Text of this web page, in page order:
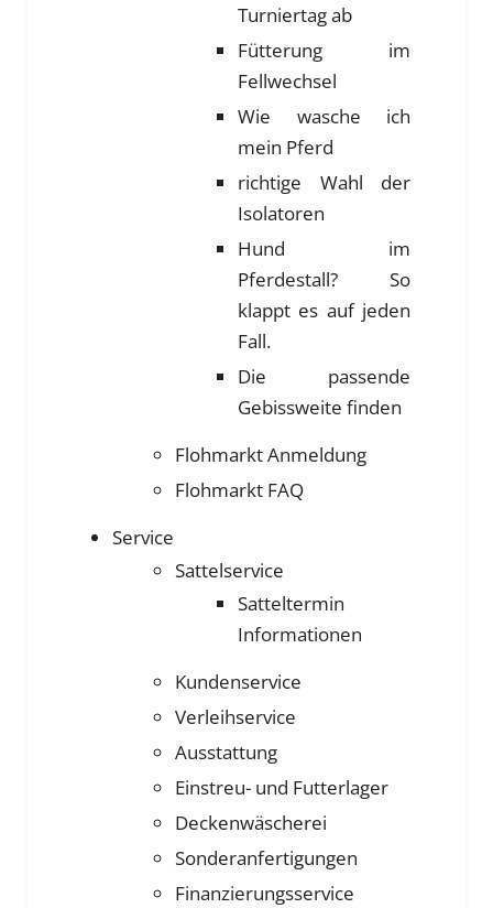
Turniertag ab
Fütterung im
Fellwechsel
Wie wasche ich
mein Pferd
richtige Wahl der
Isolatoren
Hund im
Pferdestall? So
klappt es auf jeden
Fall.
Die passende
Gebissweite finden
Flohmarkt Anmeldung
Flohmarkt FAQ
Service
Sattelservice
Satteltermin
Informationen
Kundenservice
Verleihservice
Ausstattung
Einstreu- und Futterlager
Deckenwäscherei
Sonderanfertigungen
Finanzierungsservice